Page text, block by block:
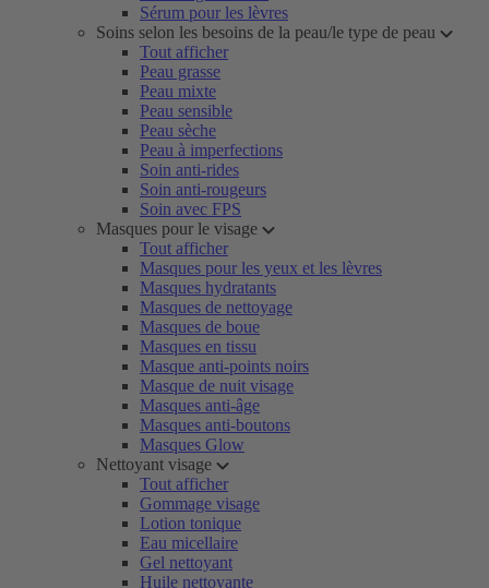
Sérum pour les lèvres
Soins selon les besoins de la peau/le type de peau
Tout afficher
Peau grasse
Peau mixte
Peau sensible
Peau sèche
Peau à imperfections
Soin anti-rides
Soin anti-rougeurs
Soin avec FPS
Masques pour le visage
Tout afficher
Masques pour les yeux et les lèvres
Masques hydratants
Masques de nettoyage
Masques de boue
Masques en tissu
Masque anti-points noirs
Masque de nuit visage
Masques anti-âge
Masques anti-boutons
Masques Glow
Nettoyant visage
Tout afficher
Gommage visage
Lotion tonique
Eau micellaire
Gel nettoyant
Huile nettoyante